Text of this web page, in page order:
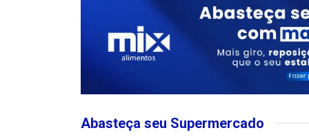
Abasteça seu Supermercado